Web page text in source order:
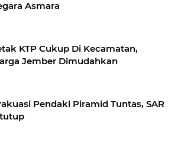
Asmara
KTP Cukup Di Kecamatan,
Jember Dimudahkan
Pendaki Piramid Tuntas, SAR